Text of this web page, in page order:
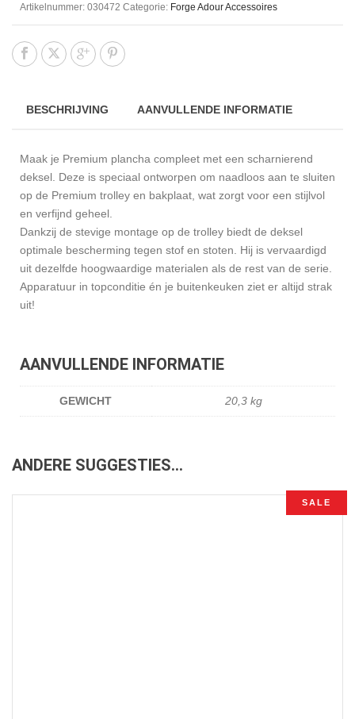
Artikelnummer: 030472 Categorie: Forge Adour Accessoires
BESCHRIJVING AANVULLENDE INFORMATIE
Maak je Premium plancha compleet met een scharnierend
deksel. Deze is speciaal ontworpen om naadloos aan te sluiten
op de Premium trolley en bakplaat, wat zorgt voor een stijlvol
en verfijnd geheel.
Dankzij de stevige montage op de trolley biedt de deksel
optimale bescherming tegen stof en stoten. Hij is vervaardigd
uit dezelfde hoogwaardige materialen als de rest van de serie.
Apparatuur in topconditie én je buitenkeuken ziet er altijd strak
uit!
AANVULLENDE INFORMATIE
GEWICHT 20,3 kg
ANDERE SUGGESTIES…
SALE